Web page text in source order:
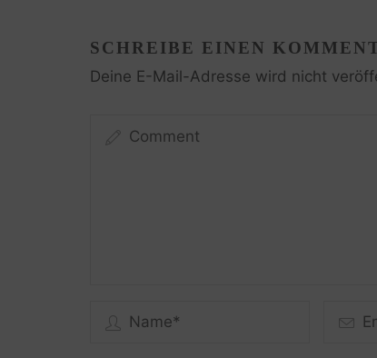
SCHREIBE EINEN
Deine E-Mail-Adresse wird nicht